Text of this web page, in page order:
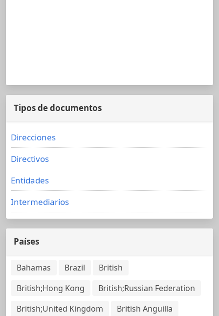
Tipos de documentos
Direcciones
Directivos
Entidades
Intermediarios
Países
Bahamas Brazil
British
British;Hong Kong
British;Russian Federation
British;United Kingdom
British Anguilla